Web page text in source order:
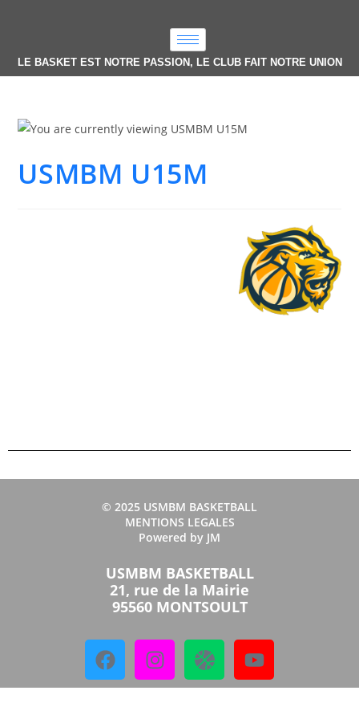
LE BASKET EST NOTRE PASSION, LE CLUB FAIT NOTRE UNION
USMBM U15M
© 2025 USMBM BASKETBALL
MENTIONS LEGALES
Powered by JM
USMBM BASKETBALL
21, rue de la Mairie
95560 MONTSOULT